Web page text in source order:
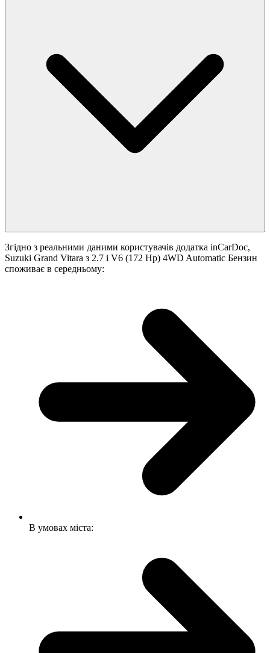
Згідно з реальними даними користувачів додатка inCarDoc,
Suzuki Grand Vitara з 2.7 i V6 (172 Hp) 4WD Automatic Бензин
споживає в середньому:
В умовах міста: